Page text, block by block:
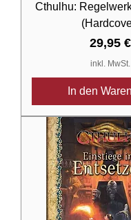
Cthulhu:
Preis
29,95 €
inkl. MwSt.
In den